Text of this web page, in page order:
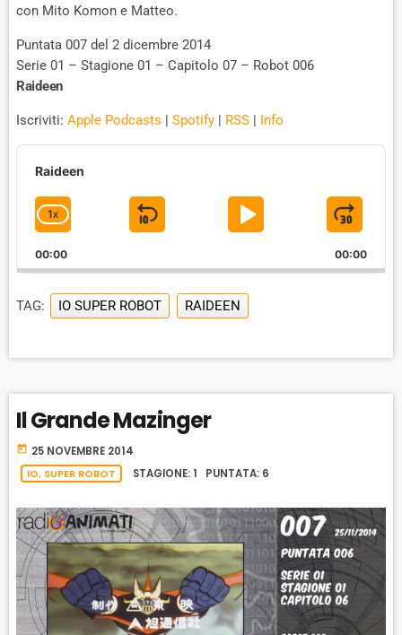
con Mito Komon e Matteo.
Puntata 007 del 2 dicembre 2014
Serie 01 – Stagione 01 – Capitolo 07 – Robot 006
Raideen
Iscriviti: Apple Podcasts | Spotify | RSS | Info
A
a
e
Raideen
C
A
N
G
E
A
A
K
R
T
E
1X
S
I
P
B
A
K
W
R
D
P
A
Y
P
A
S
J
U
M
O
W
00:00 00:00
TAG: IO SUPER ROBOT RAIDEEN
Il Grande Mazinger
today 25 NOVEMBRE 2014
IO, SUPER ROBOT
STAGIONE: 1 PUNTATA: 6